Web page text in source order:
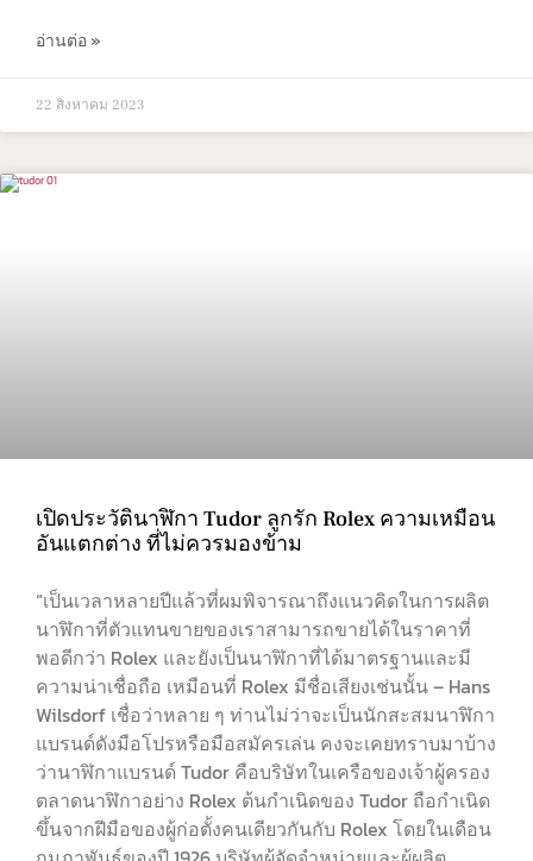
อ่านต่อ »
22 สิงหาคม 2023
เปิดประวัตินาฬิกา Tudor ลูกรัก Rolex ความเหมือน
อันแตกต่าง ที่ไม่ควรมองข้าม
“เป็นเวลาหลายปีแล้วที่ผมพิจารณาถึงแนวคิดในการผลิต
นาฬิกาที่ตัวแทนขายของเราสามารถขายได้ในราคาที่
พอดีกว่า Rolex และยังเป็นนาฬิกาที่ได้มาตรฐานและมี
ความน่าเชื่อถือ เหมือนที่ Rolex มีชื่อเสียงเช่นนั้น – Hans
Wilsdorf เชื่อว่าหลาย ๆ ท่านไม่ว่าจะเป็นนักสะสมนาฬิกา
แบรนด์ดังมือโปรหรือมือสมัครเล่น คงจะเคยทราบมาบ้าง
ว่านาฬิกาแบรนด์ Tudor คือบริษัทในเครือของเจ้าผู้ครอง
ตลาดนาฬิกาอย่าง Rolex ต้นกำเนิดของ Tudor ถือกำเนิด
ขึ้นจากฝีมือของผู้ก่อตั้งคนเดียวกันกับ Rolex โดยในเดือน